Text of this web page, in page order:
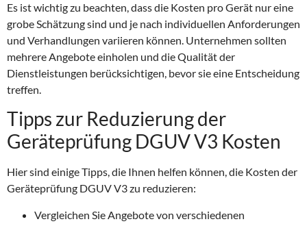
Es ist wichtig zu beachten, dass die Kosten pro Gerät nur eine
grobe Schätzung sind und je nach individuellen Anforderungen
und Verhandlungen variieren können. Unternehmen sollten
mehrere Angebote einholen und die Qualität der
Dienstleistungen berücksichtigen, bevor sie eine Entscheidung
treffen.
Tipps zur Reduzierung der
Geräteprüfung DGUV V3 Kosten
Hier sind einige Tipps, die Ihnen helfen können, die Kosten der
Geräteprüfung DGUV V3 zu reduzieren:
Vergleichen Sie Angebote von verschiedenen